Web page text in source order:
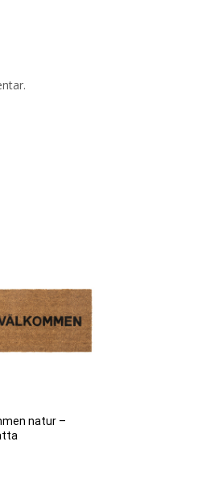
natur –